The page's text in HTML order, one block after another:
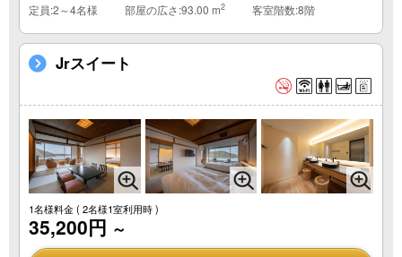
定員:2～4名様 部屋の広さ:93.00 m2 客室階数:8階
Jrスイート
1名様料金( 2名様1室利用時 )
35,200円 ～